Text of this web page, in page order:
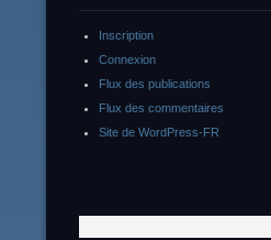
Inscription
Connexion
Flux des publications
Flux des commentaires
Site de WordPress-FR